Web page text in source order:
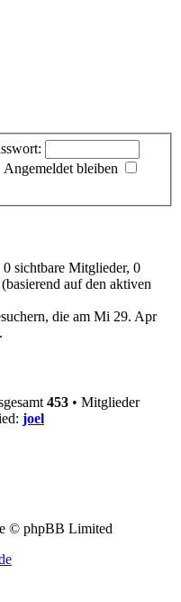
Angemeldet bleiben
sichtbare Mitglieder, 0
auf den aktiven
die am Mi 29. Apr
453 • Mitglieder
joel
© phpBB Limited